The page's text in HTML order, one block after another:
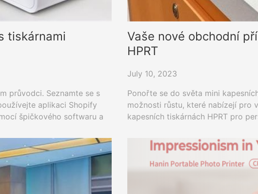
tiskárnami
průvodci. Seznamte se s
aplikaci Shopify
špičkového softwaru a
Vaše nové obchodní
HPRT
July 10, 2023
Ponořte se do světa mini
možnosti růstu, které nabízejí pro
kapesních tiskárnách HPRT pro